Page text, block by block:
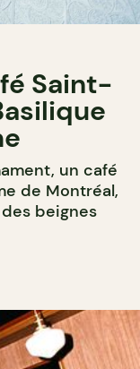
Saint-
un café
de Montréal,
beignes